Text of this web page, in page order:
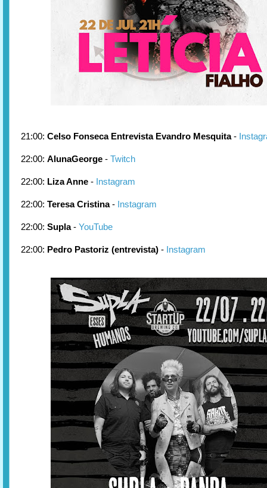
21:00: Celso Fonseca Entrevista Evandro Mesquita-
22:00: AlunaGeorge - Twitch
22:00: Liza Anne - Instagram
22:00: Teresa Cristina- Instagram
22:00: Supla- YouTube
22:00: Pedro Pastoriz (entrevista) - Instagram